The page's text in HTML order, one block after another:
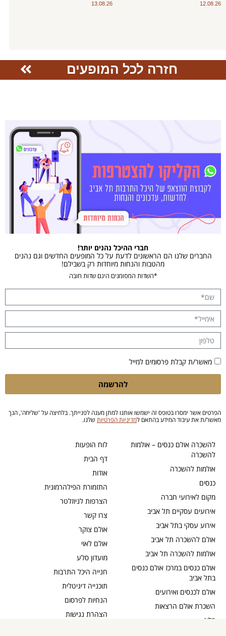
12.08.26
13.08.26
חזרה לכל המופעים
לוח הופעות
דף הבית
אודות
התזמורת הפילהרמונית
הצרפות לניוזלטר
צרו קשר
אולם צוקר
אולם לאוי
מועדון סלע
חנייה היכל התרבות
תוכנייה דיגיטלית
הנחיות לפרסום
הצהרת נגישות
להשכרה אולם כנסים – אולמות
להשכרה
אולמות להשכרה
כנסים
מקום לאירועי חברה
אירועים עסקיים תל אביב
אירוע עסקי בתל אביב
אולם להשכרה תל אביב
אולמות להשכרה תל אביב
אולם כנסים במרכז אולם כנסים
בתל אביב
אולם לכנסים ואירועים
השכרת אולם הרצאות
בלוג
חברי ההיכל נהנים יותר!
החברים שלנו הם הראשונים לדעת על כל המופעים החדשים וגם נהנים
מהטבות והנחות מיוחדות רק בשבילם!
*השדות המסומנים הינם שדות חובה
מאשר/ת קבלת פרסומים למייל
להרשמה
הפרטים אשר ימסרו בטופס זה ישמשו אותנו למתן מענה לפנייתך. בלחיצה על 'שליחה', הנך
מאשר/ת את עיבוד המידע בהתאם למדיניות הפרטיות שלנו.